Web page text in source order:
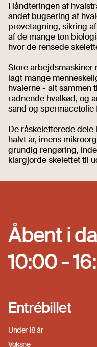
Håndteringen af
andet bugsering af
prøvetagning, sikring
af de mange ton
hvor de rensede
Store arbejdsmaskiner
lagt mange
hvalerne - alt sammen
rådnende hvalkød, og
sand og
De råskeletterede
halvt år, imens
grundig rengøring,
klargjorde skelettet til
Åbent i
10:00 -
Entrébillet
Under 18 år
Voksne